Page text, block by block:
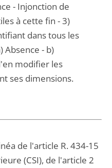
- Injonction de
à cette fin - 3)
dans tous les
Absence - b)
modifier les
ses dimensions.
de l'article R. 434-15
(CSI), de l'article 2